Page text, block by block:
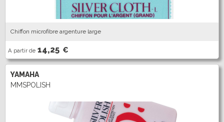
Chiffon microfibre argenture large
A partir de 14,25 €
YAMAHA
MMSPOLISH